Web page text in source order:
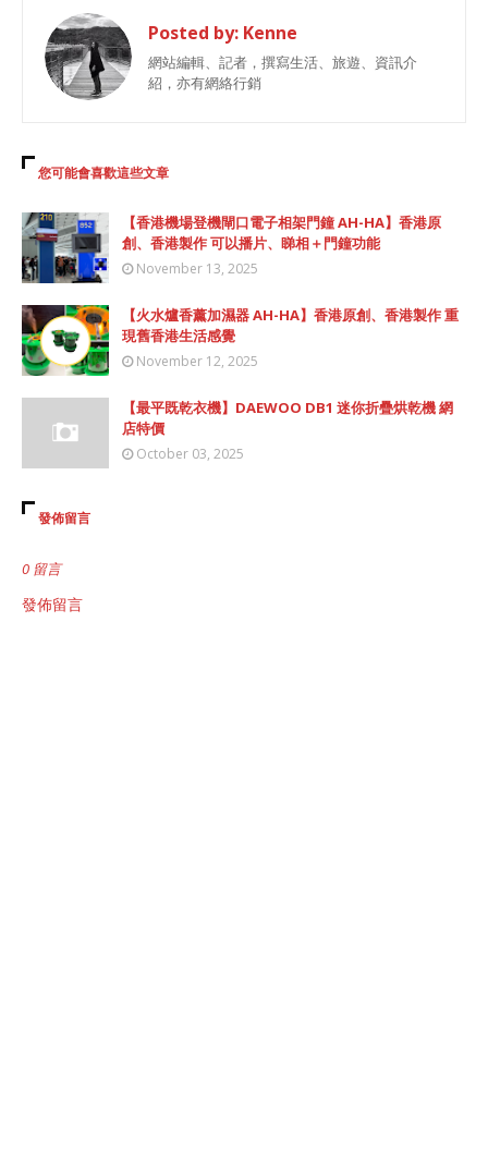
Posted by: Kenne
網站編輯、記者，撰寫生活、旅遊、資訊介
紹，亦有網絡行銷
您可能會喜歡這些文章
【香港機場登機閘口電子相架門鐘 AH-HA】香港原
創、香港製作 可以播片、睇相＋門鐘功能
November 13, 2025
【火水爐香薰加濕器 AH-HA】香港原創、香港製作 重
現舊香港生活感覺
November 12, 2025
【最平既乾衣機】DAEWOO DB1 迷你折疊烘乾機 網
店特價
October 03, 2025
發佈留言
0 留言
發佈留言